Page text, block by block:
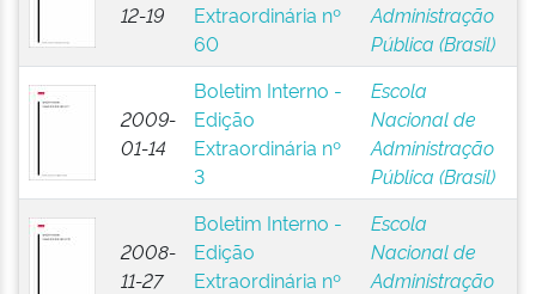
12-19
Extraordinária nº
60
Administração
Pública (Brasil)
2009-
01-14
Boletim Interno -
Edição
Extraordinária nº
3
Escola
Nacional de
Administração
Pública (Brasil)
2008-
11-27
Boletim Interno -
Edição
Extraordinária nº
Escola
Nacional de
Administração